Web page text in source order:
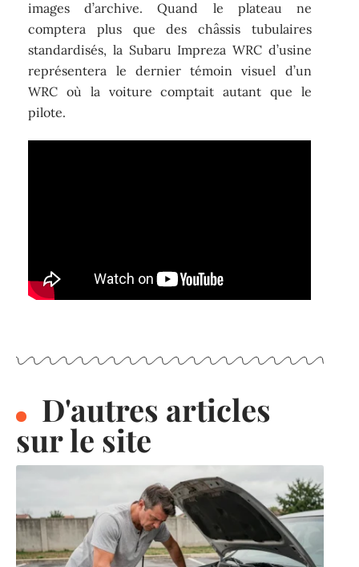
images d’archive. Quand le plateau ne
comptera plus que des châssis tubulaires
standardisés, la Subaru Impreza WRC d’usine
représentera le dernier témoin visuel d’un
WRC où la voiture comptait autant que le
pilote.
D'autres articles
sur le site